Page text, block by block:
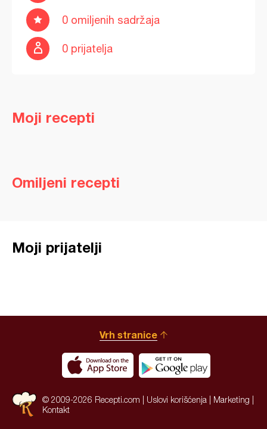
0 omiljenih sadržaja
0 prijatelja
Moji recepti
Omiljeni recepti
Moji prijatelji
Vrh stranice
© 2009-2026 Recepti.com | Uslovi korišćenja Marketing
Kontakt